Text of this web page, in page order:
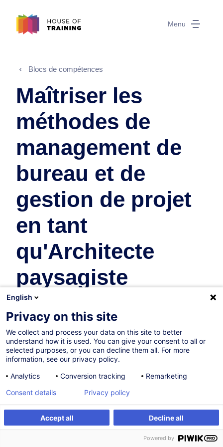
Menu
Blocs de compétences
Maîtriser les
méthodes de
management de
bureau et de
gestion de projet
en tant
qu'Architecte
paysagiste
Compétences:
Formations recommandées
Recommandations de formations individuelles pour ce bloc
de compétences
L'intelligence artificielle dans la planification et
la construction - Que peut faire l'IA pour les
English
Privacy on this site
We collect and process your data on this site to better
understand how it is used. You can give your consent to all or
selected purposes, or you can decline them all. For more
information, see our privacy policy.
Analytics
Conversion tracking Remarketing
Accept all Decline all
Consent details Privacy policy
Powered by